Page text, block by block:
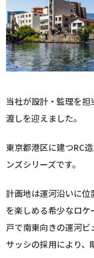
当社が設計・監理を
渡しを迎えました。
東京都港区に建つRC
ンズシリーズです。
計画地は運河沿いに
を楽しめる希少なロ
戸で南東向きの運河
サッシの採用により、